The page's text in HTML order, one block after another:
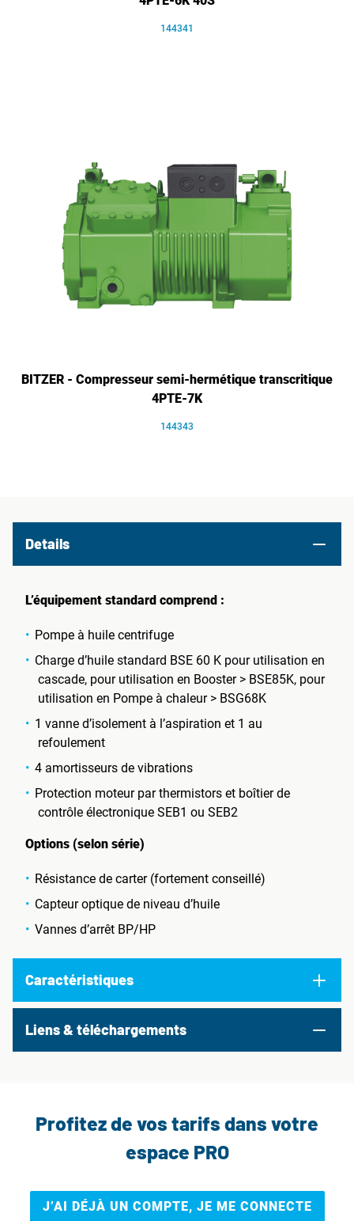
144341
BITZER - Compresseur semi-hermétique transcritique
4PTE-7K
144343
Details
L’équipement standard comprend :
Pompe à huile centrifuge
Charge d’huile standard BSE 60 K pour utilisation en
cascade, pour utilisation en Booster > BSE85K, pour
utilisation en Pompe à chaleur > BSG68K
1 vanne d’isolement à l’aspiration et 1 au
refoulement
4 amortisseurs de vibrations
Protection moteur par thermistors et boîtier de
contrôle électronique SEB1 ou SEB2
Options (selon série)
Résistance de carter (fortement conseillé)
Capteur optique de niveau d’huile
Vannes d’arrêt BP/HP
Caractéristiques
Liens & téléchargements
Profitez de vos tarifs dans votre
espace PRO
J’AI DÉJÀ UN COMPTE, JE ME CONNECTE